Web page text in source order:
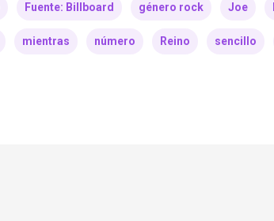
Fuente: Billboard género rock Joe
mientras número Reino sencillo